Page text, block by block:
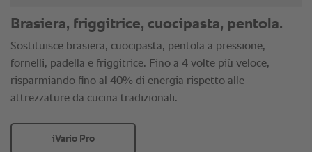
Brasiera, friggitrice, cuocipasta, pentola.
Sostituisce brasiera, cuocipasta, pentola a pressione,
fornelli, padella e friggitrice. Fino a 4 volte più veloce,
risparmiando fino al 40% di energia rispetto alle
attrezzature da cucina tradizionali.
iVario Pro